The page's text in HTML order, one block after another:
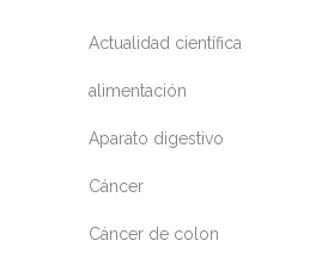
Actualidad científica
alimentación
Aparato digestivo
Cáncer
Cáncer de colon